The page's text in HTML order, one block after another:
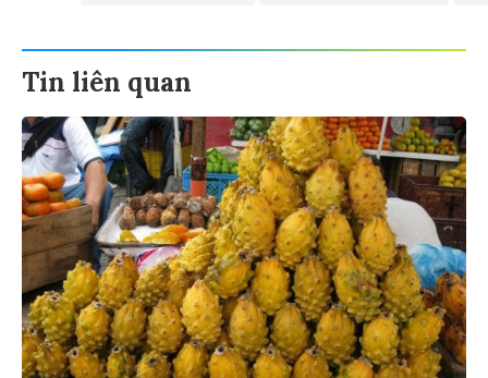
Tin liên quan